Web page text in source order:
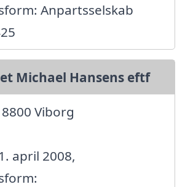
Anpartsselskab
Michael Hansens eftf
Viborg
april 2008,